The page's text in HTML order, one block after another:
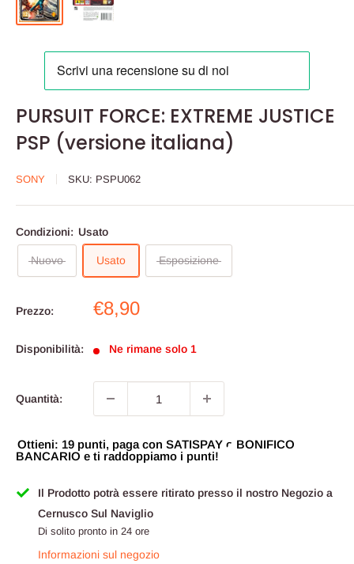
PURSUIT FORCE: EXTREME JUSTICE
PSP (versione italiana)
SONY SKU: PSPU062
Condizioni: Usato
Nuovo Usato Esposizione
Prezzo:
Prezzo
€8,90
Disponibilità: Ne rimane solo 1
Quantità:
Ottieni: 19 punti, paga con SATISPAY o BONIFICO
BANCARIO e ti raddoppiamo i punti!
Il Prodotto potrà essere ritirato presso il nostro Negozio a
Cernusco Sul Naviglio
Di solito pronto in 24 ore
Informazioni sul negozio